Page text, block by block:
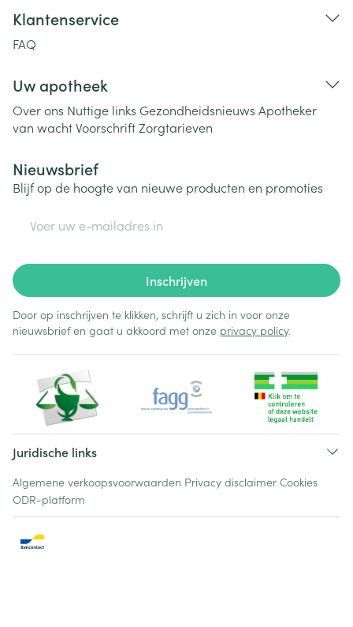
Klantenservice
FAQ
Uw apotheek
Over ons Nuttige links Gezondheidsnieuws Apotheker
van wachtVoorschriftZorgtarieven
Nieuwsbrief
Blijf op de hoogte van nieuwe producten en promoties
Inschrijven
Door op inschrijven te klikken, schrijft u zich in voor onze
nieuwsbrief en gaat u akkoord met onze privacy policy.
Juridische links
Algemene verkoopsvoorwaarden Privacy disclaimer Cookies
ODR-platform